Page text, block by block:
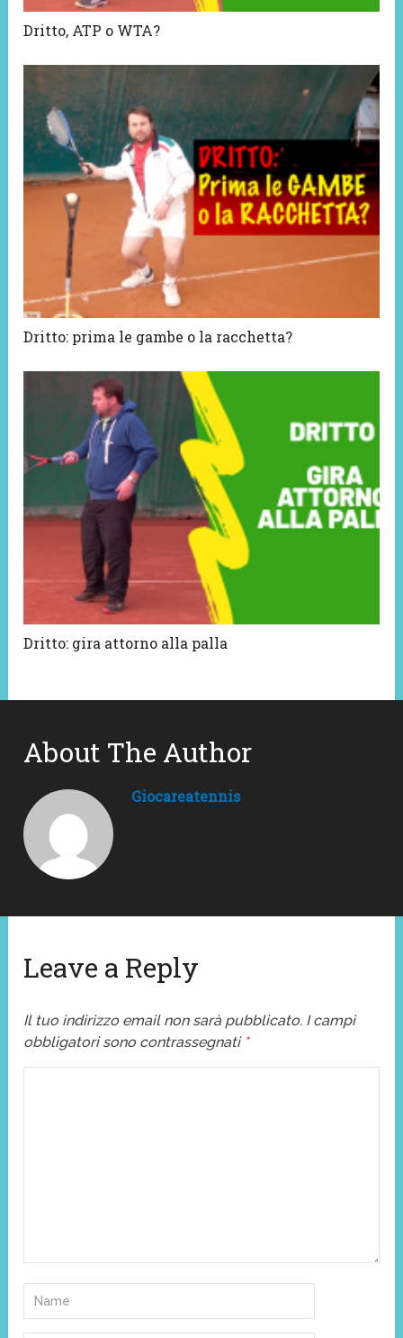
Dritto, ATP o WTA?
Dritto: prima le gambe o la racchetta?
Dritto: gira attorno alla palla
About The Author
Giocareatennis
Leave a Reply
Il tuo indirizzo email non sarà pubblicato. I campi
obbligatori sono contrassegnati *